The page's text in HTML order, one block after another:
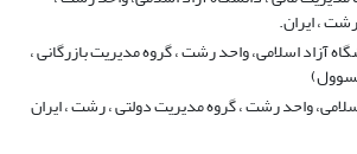
، ایران.
آزاد اسلامی، واحد رشت ، گروه مدیریت بازرگانی ،
واحد رشت ، گروه مدیریت دولتی ، رشت ، ایران